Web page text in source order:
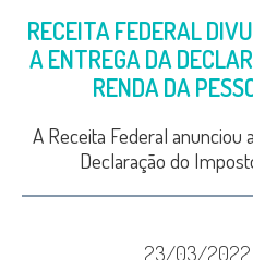
RECEITA FEDERAL
A ENTREGA DA
RENDA DA
A Receita Federal anunciou
Declaração do
23/03/2022